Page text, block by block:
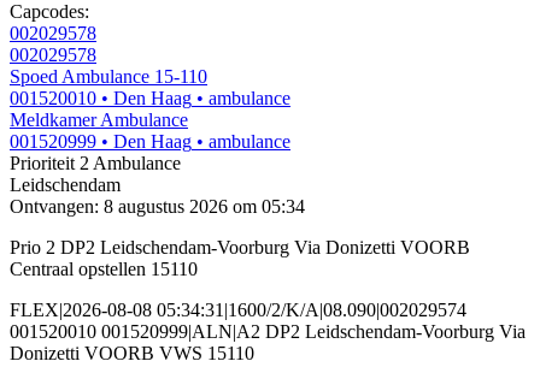
Capcodes:
002029578
002029578
Spoed Ambulance 15-110
001520010 • Den Haag • ambulance
Meldkamer Ambulance
001520999 • Den Haag • ambulance
Prioriteit 2 Ambulance
Leidschendam
Ontvangen: 8 augustus 2026 om 05:34
Prio 2 DP2 Leidschendam-Voorburg Via Donizetti VOORB
Centraal opstellen 15110
FLEX|2026-08-08 05:34:31|1600/2/K/A|08.090|002029574
001520010 001520999|ALN|A2 DP2 Leidschendam-Voorburg Via
Donizetti VOORB VWS 15110